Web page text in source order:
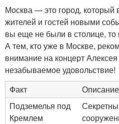
Москва — это город, который
жителей и гостей новыми
вы еще не были в столице, то
А тем, кто уже в Москве,
внимание на концерт
незабываемое удовольствие!
Факт
Описание
Подземелья под
Кремлем